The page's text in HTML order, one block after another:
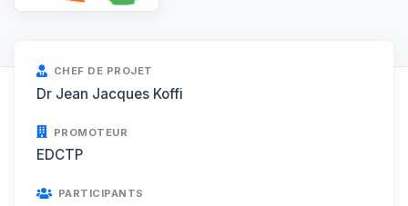
CHEF DE PROJET
Dr Jean Jacques Koffi
PROMOTEUR
EDCTP
PARTICIPANTS